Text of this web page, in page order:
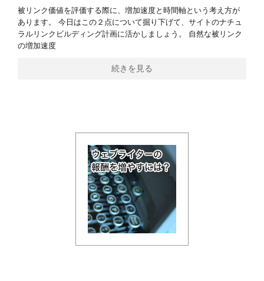
被リンク価値を評価する際に、増加速度と時間軸という考え方が
あります。 今日はこの２点について掘り下げて、サイトのナチュ
ラルリンクビルディング計画に活かしましょう。 自然な被リンク
の増加速度
続きを見る